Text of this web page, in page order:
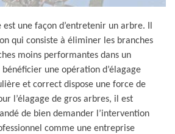
est une façon d’entretenir un arbre. Il
qui consiste à éliminer les branches
moins performantes dans un
une opération d’élagage
et correct dispose une force de
l’élagage de gros arbres, il est
de bien demander l’intervention
comme une entreprise